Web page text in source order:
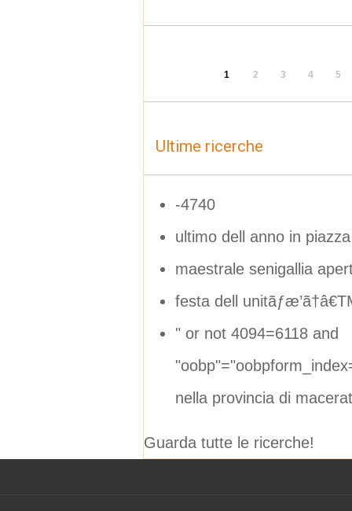
1 2 3 4 5
Ultime ricerche
-4740
ultimo dell anno in piazza
maestrale senigallia
festa dell
" or not 4094=6118 and
nella provincia di
Guarda tutte le ricerche!